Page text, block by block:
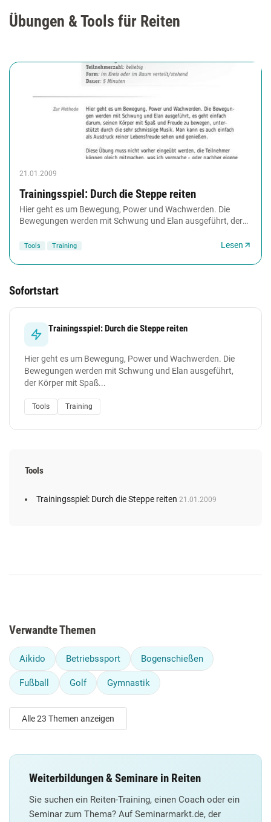
Übungen & Tools für Reiten
21.01.2009
Trainingsspiel: Durch die Steppe reiten
Hier geht es um Bewegung, Power und Wachwerden. Die
Bewegungen werden mit Schwung und Elan ausgeführt, der
Tools Training Lesen
Sofortstart
Trainingsspiel: Durch die Steppe reiten
Hier geht es um Bewegung, Power und Wachwerden. Die
Bewegungen werden mit Schwung und Elan ausgeführt,
der Körper mit Spaß...
Tools Training
Tools
Trainingsspiel: Durch die Steppe reiten 21.01.2009
Verwandte Themen
Aikido Betriebssport Bogenschießen
Fußball Golf Gymnastik
Alle 23 Themen anzeigen
Weiterbildungen & Seminare in Reiten
Sie suchen ein Reiten-Training, einen Coach oder ein
Seminar zum Thema? Auf Seminarmarkt.de, der